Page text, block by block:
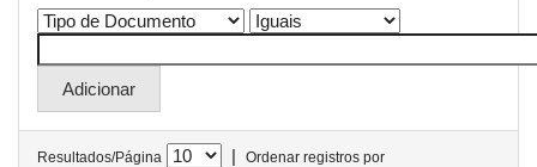
Resultados/Página |
Ordenar registros por